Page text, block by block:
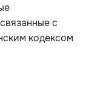
с
кодексом